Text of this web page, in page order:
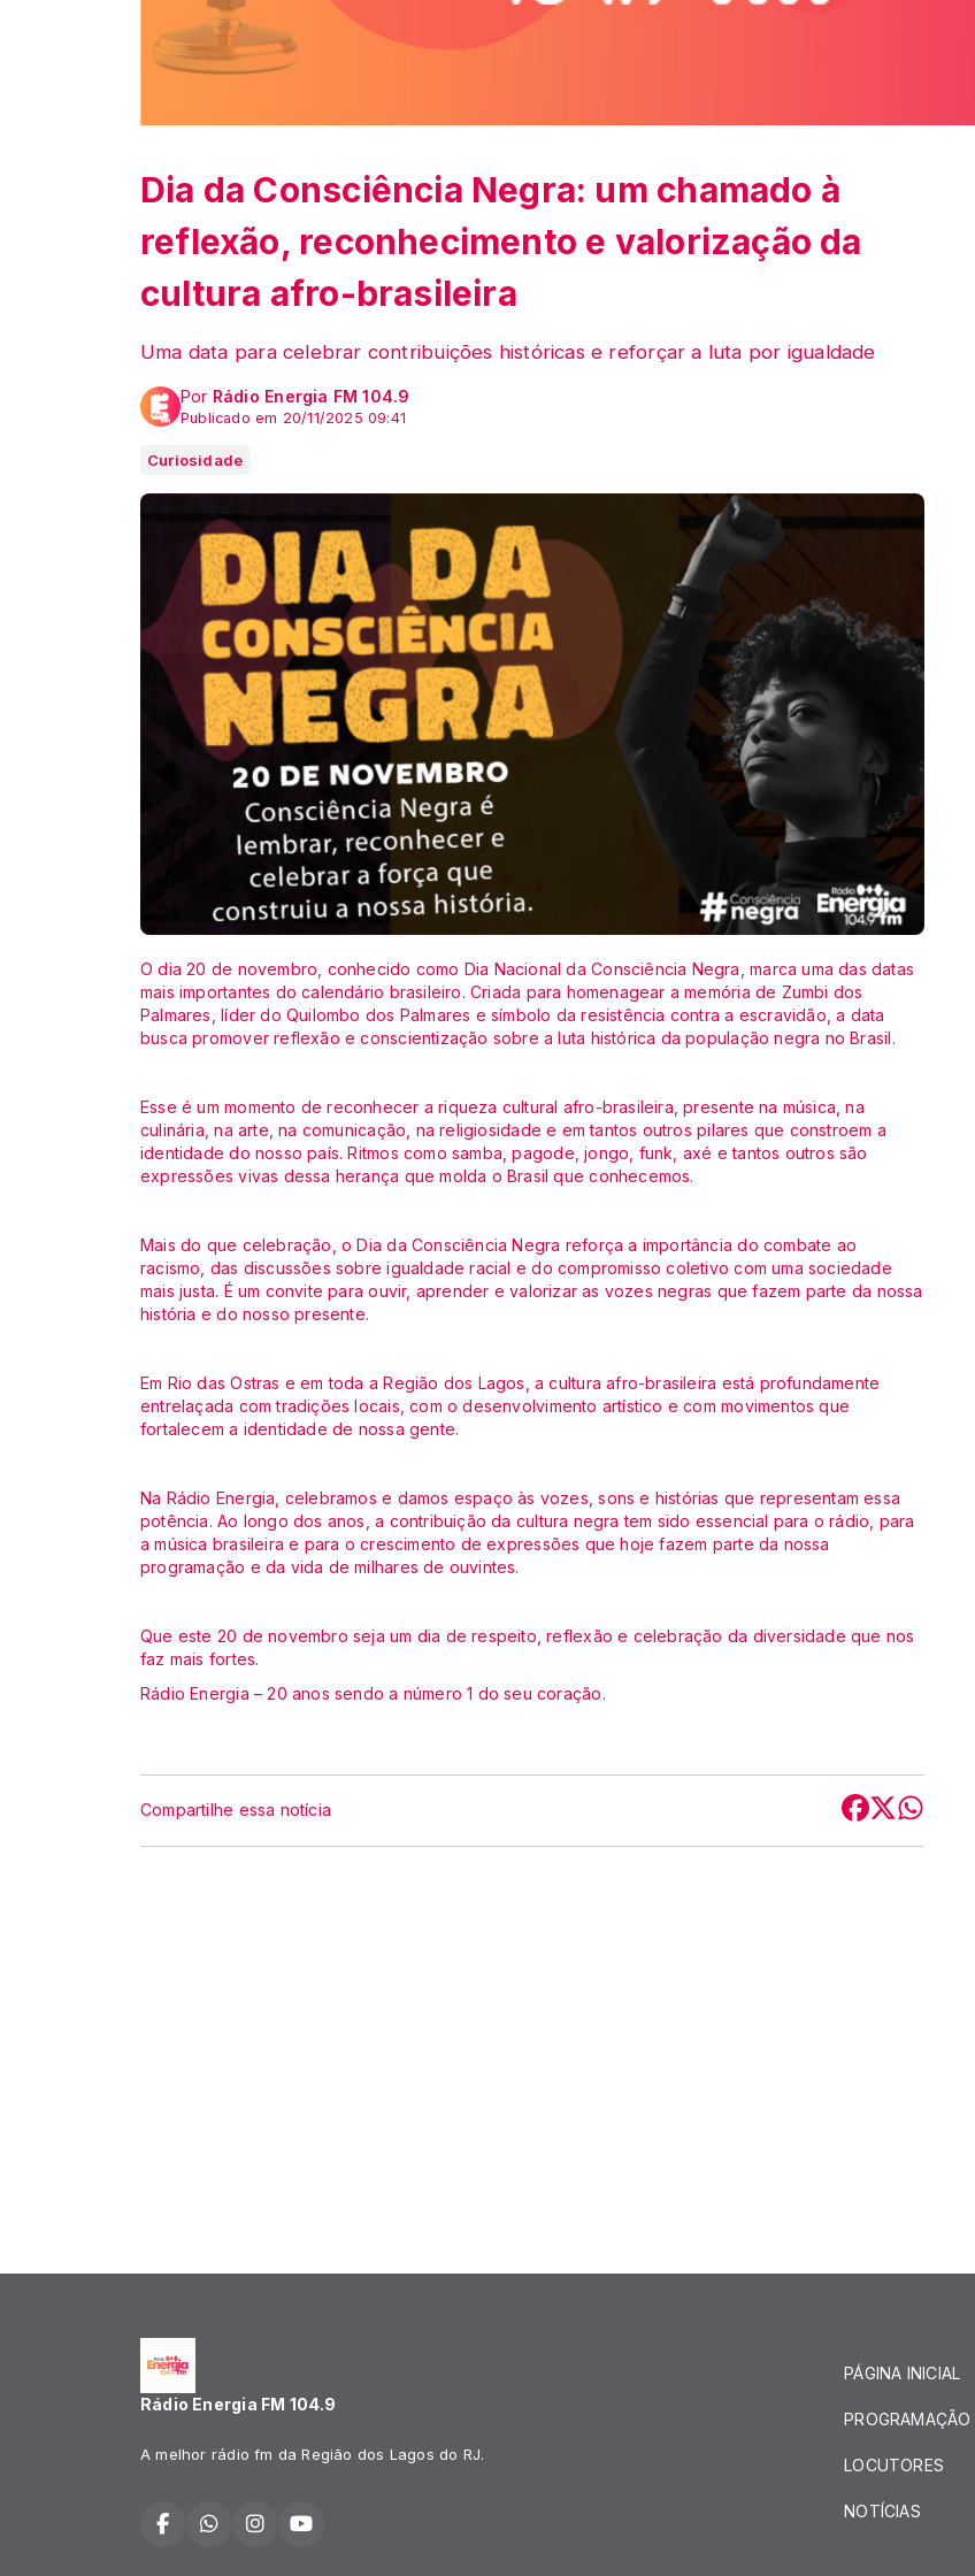
Dia da Consciência Negra: um chamado à
reflexão, reconhecimento e valorização da
cultura afro-brasileira
Uma data para celebrar contribuições históricas e reforçar a luta por igualdade
Por Rádio Energia FM 104.9
Publicado em 20/11/2025 09:41
Curiosidade
O dia 20 de novembro, conhecido como Dia Nacional da Consciência Negra, marca uma das datas
mais importantes do calendário brasileiro. Criada para homenagear a memória de Zumbi dos
Palmares, líder do Quilombo dos Palmares e símbolo da resistência contra a escravidão, a data
busca promover reflexão e conscientização sobre a luta histórica da população negra no Brasil.
Esse é um momento de reconhecer a riqueza cultural afro-brasileira, presente na música, na
culinária, na arte, na comunicação, na religiosidade e em tantos outros pilares que constroem a
identidade do nosso país. Ritmos como samba, pagode, jongo, funk, axé e tantos outros são
expressões vivas dessa herança que molda o Brasil que conhecemos.
Mais do que celebração, o Dia da Consciência Negra reforça a importância do combate ao
racismo, das discussões sobre igualdade racial e do compromisso coletivo com uma sociedade
mais justa. É um convite para ouvir, aprender e valorizar as vozes negras que fazem parte da nossa
história e do nosso presente.
Em Rio das Ostras e em toda a Região dos Lagos, a cultura afro-brasileira está profundamente
entrelaçada com tradições locais, com o desenvolvimento artístico e com movimentos que
fortalecem a identidade de nossa gente.
Na Rádio Energia, celebramos e damos espaço às vozes, sons e histórias que representam essa
potência. Ao longo dos anos, a contribuição da cultura negra tem sido essencial para o rádio, para
a música brasileira e para o crescimento de expressões que hoje fazem parte da nossa
programação e da vida de milhares de ouvintes.
Que este 20 de novembro seja um dia de respeito, reflexão e celebração da diversidade que nos
faz mais fortes.
Rádio Energia – 20 anos sendo a número 1 do seu coração.
Compartilhe essa notícia
Rádio Energia FM 104.9
A melhor rádio fm da Região dos Lagos do RJ.
PÁGINA INICIAL
PROGRAMAÇÃO
LOCUTORES
NOTÍCIAS